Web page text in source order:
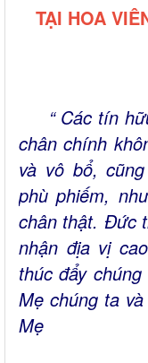
TẠI HOA
“ Các tín
chân chính
và vô bổ,
phù phiếm,
chân thật. Đức
nhận địa vị
thúc đẩy
Mẹ chúng ta
Mẹ